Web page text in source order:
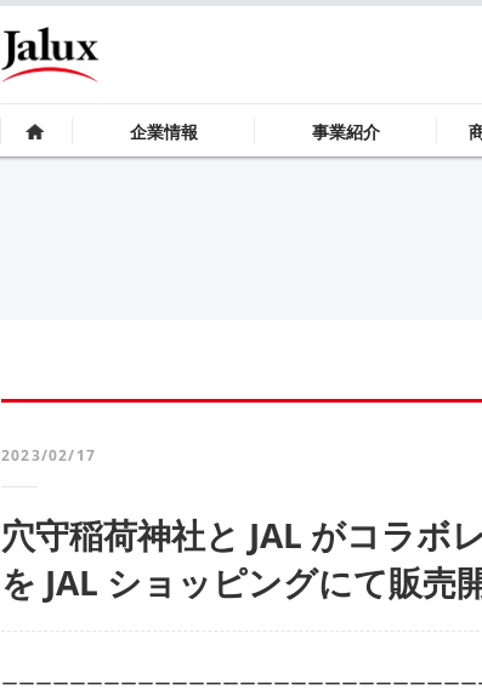
企業情報 事業紹介
2023/02/17
穴守稲荷神社と JAL がコラボ
を JAL ショッピングにて販売
ーーーーーーーーーーーーーーーーーーーーーーーーーーー